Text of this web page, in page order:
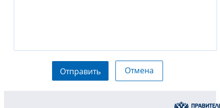
Отправить Отмена